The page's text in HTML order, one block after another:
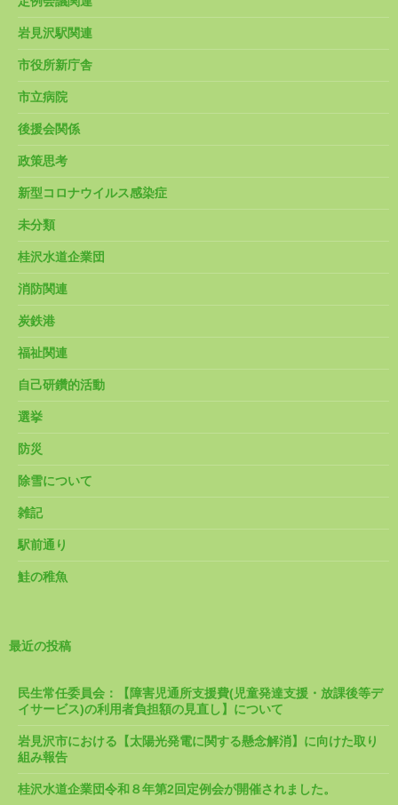
岩見沢駅関連
市役所新庁舎
市立病院
後援会関係
政策思考
新型コロナウイルス感染症
未分類
桂沢水道企業団
消防関連
炭鉄港
福祉関連
自己研鑽的活動
選挙
防災
除雪について
雑記
駅前通り
鮭の稚魚
最近の投稿
民生常任委員会：【障害児通所支援費(児童発達支援・放課後等デ
イサービス)の利用者負担額の見直し】について
岩見沢市における【太陽光発電に関する懸念解消】に向けた取り
組み報告
桂沢水道企業団令和８年第2回定例会が開催されました。